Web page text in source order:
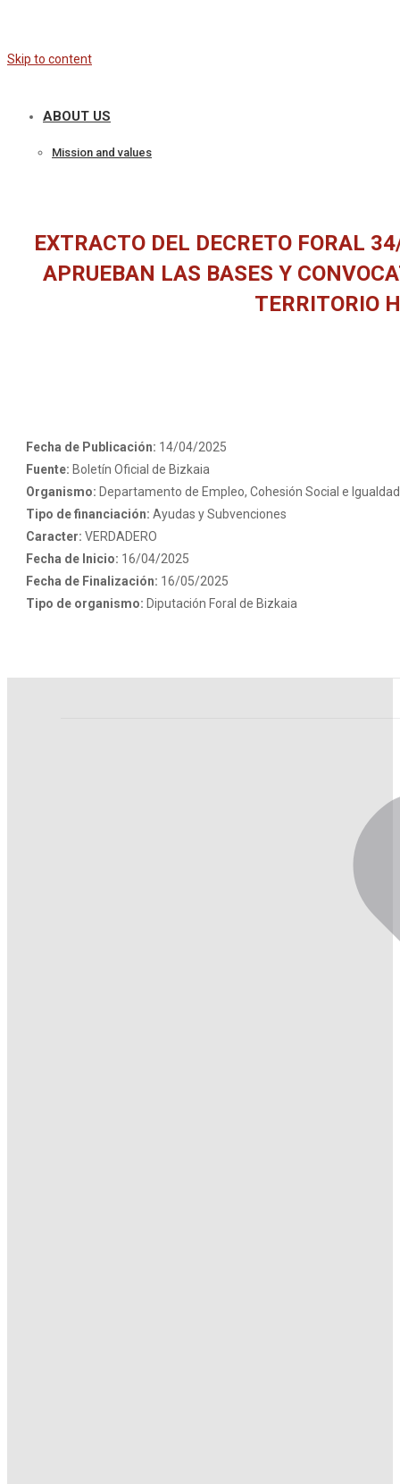
Skip to content
ABOUT US
Mission and values
EXTRACTO DEL DECRETO FORAL
APRUEBAN LAS BASES Y
TERRITORIO
Fecha de Publicación: 14/04/2025
Fuente: Boletín Oficial de Bizkaia
Organismo: Departamento de Empleo, Cohesión Social e Igualdad
Tipo de financiación: Ayudas y Subvenciones
Caracter: VERDADERO
Fecha de Inicio: 16/04/2025
Fecha de Finalización: 16/05/2025
Tipo de organismo: Diputación Foral de Bizkaia